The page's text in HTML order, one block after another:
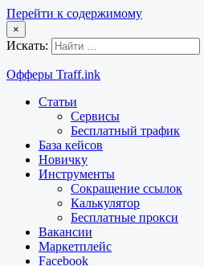
Перейти к содержимому
×
Искать:
Офферы Traff.ink
Статьи
Сервисы
Бесплатный трафик
База кейсов
Новичку
Инструменты
Сокращение ссылок
Калькулятор
Бесплатные прокси
Вакансии
Маркетплейс
Facebook